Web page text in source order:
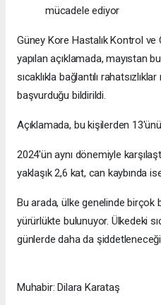
mücadele ediyor
Güney Kore Hastalık Kontrol ve
yapılan açıklamada, mayıstan
sıcaklıkla bağlantılı
başvurduğu bildirildi.
Açıklamada, bu kişilerden
2024'ün aynı dönemiyle
yaklaşık 2,6 kat, can kaybında
Bu arada, ülke genelinde birçok
yürürlükte bulunuyor. Ülkedeki
günlerde daha da şiddetleneceği
Muhabir: Dilara Karataş